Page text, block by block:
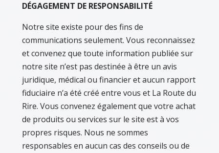
DÉGAGEMENT DE RESPONSABILITÉ
Notre site existe pour des fins de
communications seulement. Vous reconnaissez
et convenez que toute information publiée sur
notre site n’est pas destinée à être un avis
juridique, médical ou financier et aucun rapport
fiduciaire n’a été créé entre vous et La Route du
Rire. Vous convenez également que votre achat
de produits ou services sur le site est à vos
propres risques. Nous ne sommes
responsables en aucun cas des conseils ou de